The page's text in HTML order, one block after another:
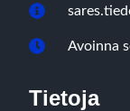
Avoinna
Tietoja